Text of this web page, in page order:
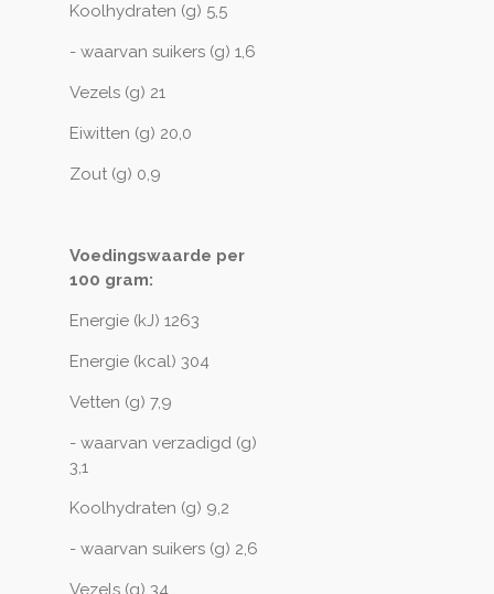
Koolhydraten (g) 5,5
- waarvan suikers (g) 1,6
Vezels (g) 21
Eiwitten (g) 20,0
Zout (g) 0,9
Voedingswaarde per
100 gram:
Energie (kJ) 1263
Energie (kcal) 304
Vetten (g) 7,9
- waarvan verzadigd (g)
3,1
Koolhydraten (g) 9,2
- waarvan suikers (g) 2,6
Vezels (g) 34